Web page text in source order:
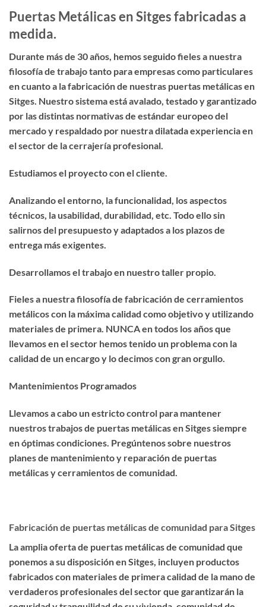
Puertas Metálicas en Sitges fabricadas a
medida.
Durante más de 30 años, hemos seguido fieles a nuestra
filosofía de trabajo tanto para empresas como particulares
en cuanto a la fabricación de nuestras puertas metálicas en
Sitges. Nuestro sistema está avalado, testado y garantizado
por las distintas normativas de estándar europeo del
mercado y respaldado por nuestra dilatada experiencia en
el sector de la cerrajería profesional.
Estudiamos el proyecto con el cliente.
Analizando el entorno, la funcionalidad, los aspectos
técnicos, la usabilidad, durabilidad, etc. Todo ello sin
salirnos del presupuesto y adaptados a los plazos de
entrega más exigentes.
Desarrollamos el trabajo en nuestro taller propio.
Fieles a nuestra filosofía de fabricación de cerramientos
metálicos con la máxima calidad como objetivo y utilizando
materiales de primera. NUNCA en todos los años que
llevamos en el sector hemos tenido un problema con la
calidad de un encargo y lo decimos con gran orgullo.
Mantenimientos Programados
Llevamos a cabo un estricto control para mantener
nuestros trabajos de puertas metálicas en Sitges siempre
en óptimas condiciones. Pregúntenos sobre nuestros
planes de mantenimiento y reparación de puertas
metálicas y cerramientos de comunidad.
Fabricación de puertas metálicas de comunidad para Sitges
La amplia oferta de puertas metálicas de comunidad que
ponemos a su disposición en Sitges, incluyen productos
fabricados con materiales de primera calidad de la mano de
verdaderos profesionales del sector que garantizarán la